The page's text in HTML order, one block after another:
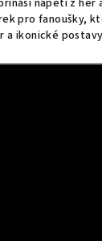
napětí z her
pro fanoušky,
a ikonické